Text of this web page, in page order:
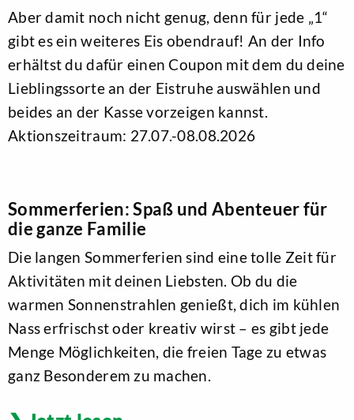
Aber damit noch nicht genug, denn für jede „1“
gibt es ein weiteres Eis obendrauf! An der Info
erhältst du dafür einen Coupon mit dem du deine
Lieblingssorte an der Eistruhe auswählen und
beides an der Kasse vorzeigen kannst.
Aktionszeitraum: 27.07.-08.08.2026
Sommerferien: Spaß und Abenteuer für
die ganze Familie
Die langen Sommerferien sind eine tolle Zeit für
Aktivitäten mit deinen Liebsten. Ob du die
warmen Sonnenstrahlen genießt, dich im kühlen
Nass erfrischst oder kreativ wirst – es gibt jede
Menge Möglichkeiten, die freien Tage zu etwas
ganz Besonderem zu machen.